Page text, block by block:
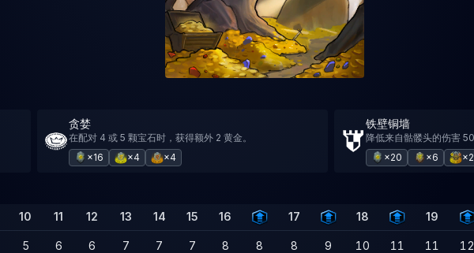
贪婪
在配对 4 或 5 颗宝石时，获得额外 2 黄金。
×16
×4 ×4
铁壁铜墙
降低来自骷髅头的伤害
×20
×6 ×2
10 11 12 13 14 15 16 17 18 19
5 6 6 7 7 7 8 8 8 9 10 11 11 12